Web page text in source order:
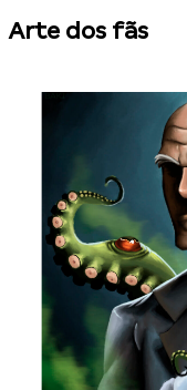
Arte dos fãs